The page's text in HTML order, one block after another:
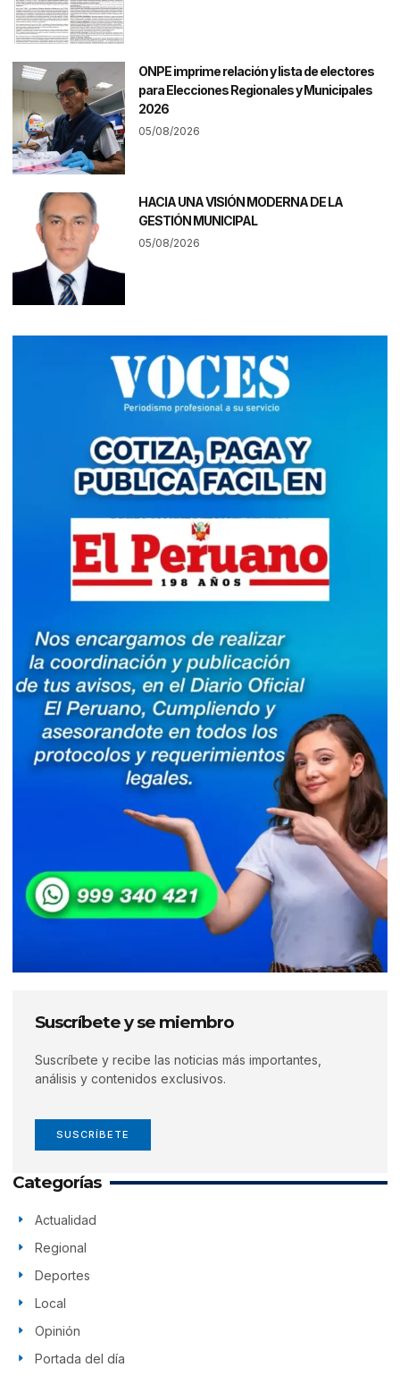
ONPE imprime relación y lista de electores
para Elecciones Regionales y Municipales
2026
05/08/2026
HACIA UNA VISIÓN MODERNA DE LA
GESTIÓN MUNICIPAL
05/08/2026
Suscríbete y se miembro
Suscríbete y recibe las noticias más importantes,
análisis y contenidos exclusivos.
SUSCRÍBETE
Categorías
Actualidad
Regional
Deportes
Local
Opinión
Portada del día